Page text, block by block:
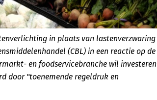
in plaats van lastenverzwaring
(CBL) in een reactie op de
en foodservicebranche wil investeren
door "toenemende regeldruk en